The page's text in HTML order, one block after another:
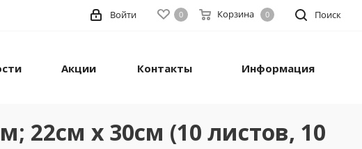
Поиск
0 Корзина 0
Войти
Акции Контакты Информация
22см х 30см (10 листов, 10